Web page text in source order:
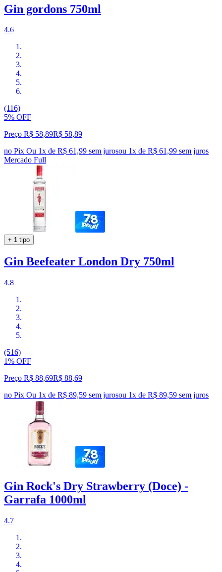
Gin gordons 750ml
4.6
(116)
5% OFF
Preço R$ 58,89R$ 58,89
no Pix Ou 1x de R$ 61,99 sem jurosou 1x de R$ 61,99 sem juros
Mercado Full
+ 1 tipo
Gin Beefeater London Dry 750ml
4.8
(516)
1% OFF
Preço R$ 88,69R$ 88,69
no Pix Ou 1x de R$ 89,59 sem jurosou 1x de R$ 89,59 sem juros
Gin Rock's Dry Strawberry (Doce) -
Garrafa 1000ml
4.7